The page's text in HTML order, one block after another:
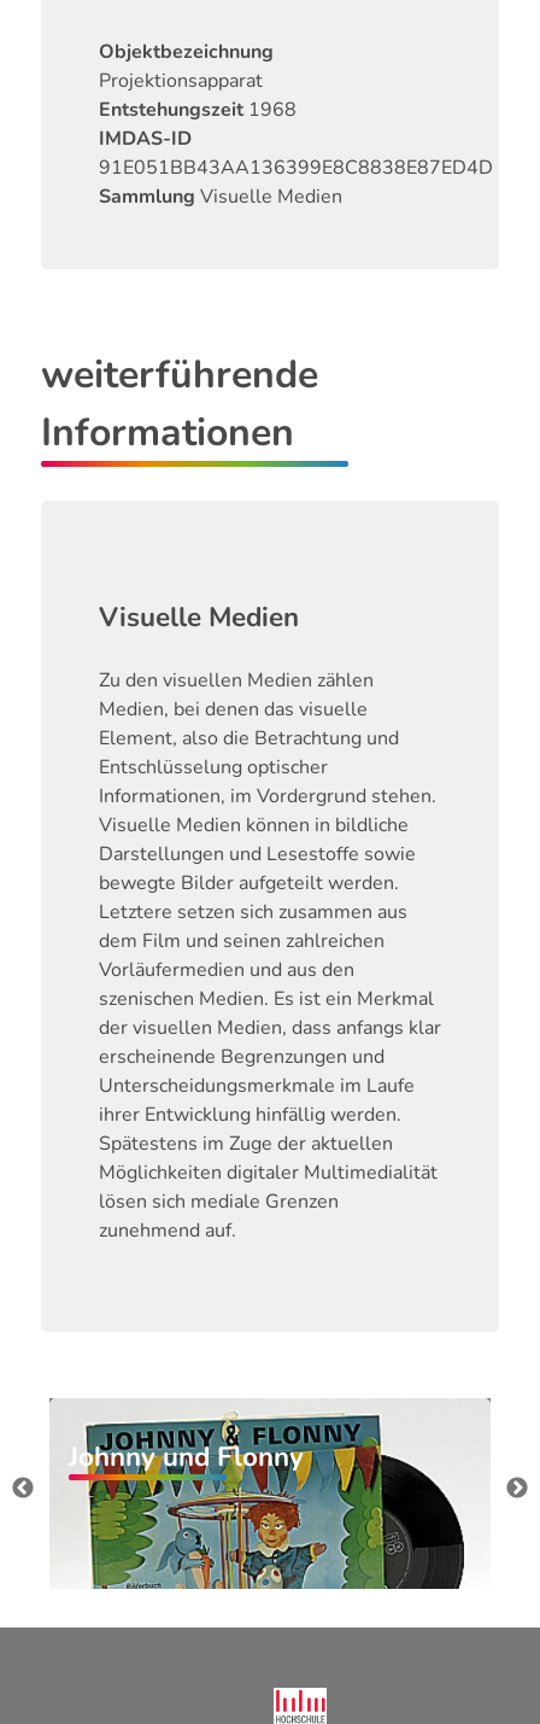
Objektbezeichnung
Projektionsapparat
Entstehungszeit 1968
IMDAS-ID
91E051BB43AA136399E8C8838E87ED4D
Sammlung Visuelle Medien
weiterführende
Informationen
Visuelle Medien
Zu den visuellen Medien zählen
Medien, bei denen das visuelle
Element, also die Betrachtung und
Entschlüsselung optischer
Informationen, im Vordergrund stehen.
Visuelle Medien können in bildliche
Darstellungen und Lesestoffe sowie
bewegte Bilder aufgeteilt werden.
Letztere setzen sich zusammen aus
dem Film und seinen zahlreichen
Vorläufermedien und aus den
szenischen Medien. Es ist ein Merkmal
der visuellen Medien, dass anfangs klar
erscheinende Begrenzungen und
Unterscheidungsmerkmale im Laufe
ihrer Entwicklung hinfällig werden.
Spätestens im Zuge der aktuellen
Möglichkeiten digitaler Multimedialität
lösen sich mediale Grenzen
zunehmend auf.
Johnny und Flonny